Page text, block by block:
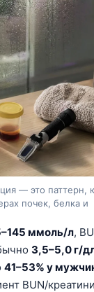
— это паттерн,
почек, белка и
ммоль/л,
3,5–5,0 г/
41–53% у
BUN/